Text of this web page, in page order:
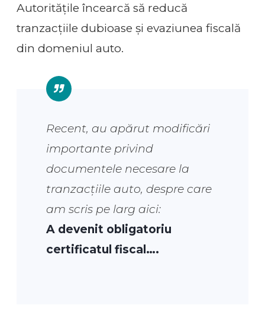
Autoritățile încearcă să reducă
tranzacțiile dubioase și evaziunea fiscală
din domeniul auto.
Recent, au apărut modificări
importante privind
documentele necesare la
tranzacțiile auto, despre care
am scris pe larg aici:
A devenit obligatoriu
certificatul fiscal….